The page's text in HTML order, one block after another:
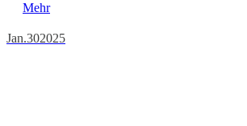
Mehr
Jan.302025